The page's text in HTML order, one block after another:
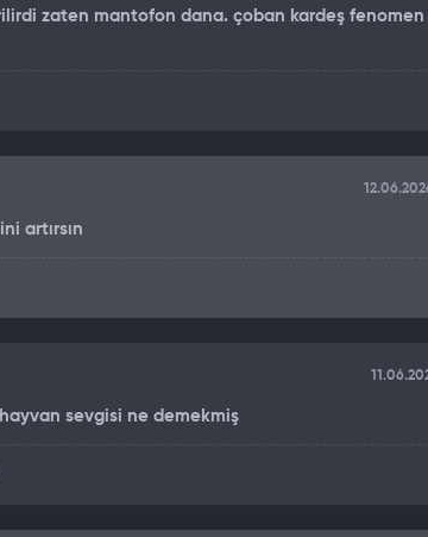
zaten mantofon dana. çoban kardeş fenomen
artırsın
sevgisi ne demekmiş